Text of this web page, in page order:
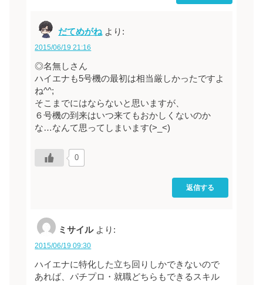
だてめがね より:
2015/06/19 21:16
◎名無しさん
ハイエナも5号機の最初は相当厳しかったですよ
ね^^;
そこまでにはならないと思いますが、
６号機の到来はいつ来てもおかしくないのか
な…なんて思ってしまいます(>_<)
0
返信する
ミサイル より:
2015/06/19 09:30
ハイエナに特化した立ち回りしかできないので
あれば、パチプロ・就職どちらもできるスキル